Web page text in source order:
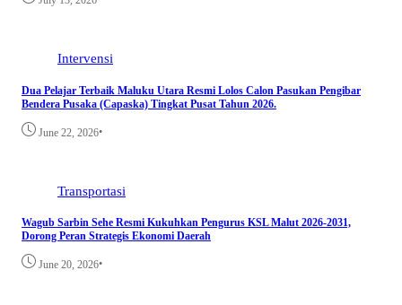
Intervensi
Dua Pelajar Terbaik Maluku Utara Resmi Lolos Calon Pasukan Pengibar
Bendera Pusaka (Capaska) Tingkat Pusat Tahun 2026.
June 22, 2026•
Transportasi
Wagub Sarbin Sehe Resmi Kukuhkan Pengurus KSL Malut 2026-2031,
Dorong Peran Strategis Ekonomi Daerah
June 20, 2026•